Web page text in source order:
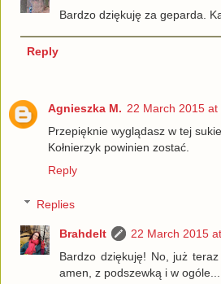
Bardzo dziękuję za geparda.
Reply
Agnieszka M. 22 March 2015 at
Przepięknie wyglądasz w tej
Kołnierzyk powinien zostać.
Reply
Replies
Brahdelt
22 March 2015
Bardzo dziękuję! No, już
amen, z podszewką i w